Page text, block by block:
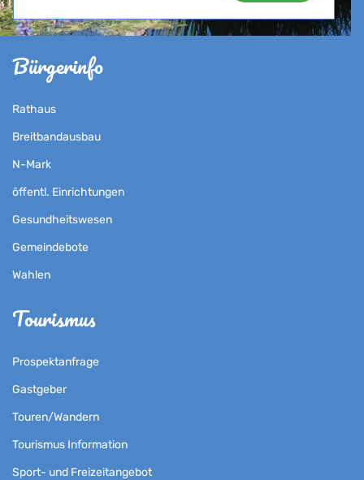
Bürgerinfo
Rathaus
Breitbandausbau
N-Mark
öffentl. Einrichtungen
Gesundheitswesen
Gemeindebote
Wahlen
Tourismus
Prospektanfrage
Gastgeber
Touren/Wandern
Tourismus Information
Sport- und Freizeitangebot